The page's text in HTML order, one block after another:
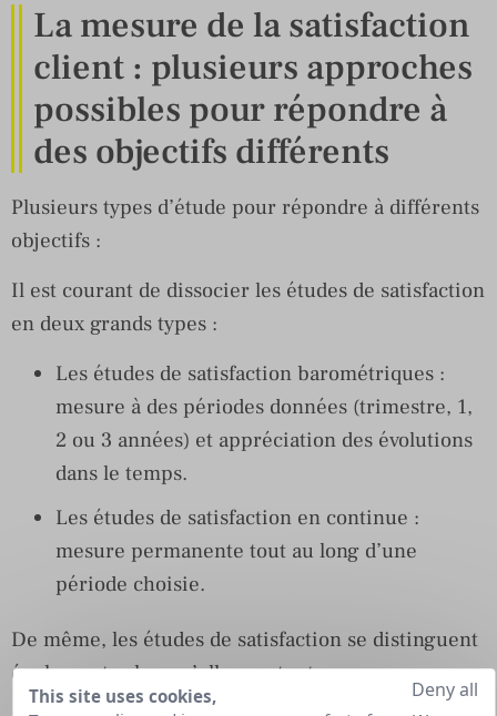
La mesure de la satisfaction
client : plusieurs approches
possibles pour répondre à
des objectifs différents
Plusieurs types d’étude pour répondre à différents
objectifs :
Il est courant de dissocier les études de satisfaction
en deux grands types :
Les études de satisfaction barométriques :
mesure à des périodes données (trimestre, 1,
2 ou 3 années) et appréciation des évolutions
dans le temps.
Les études de satisfaction en continue :
mesure permanente tout au long d’une
période choisie.
De même, les études de satisfaction se distinguent
également selon qu’elles portent sur :
This site uses cookies,
Deny all